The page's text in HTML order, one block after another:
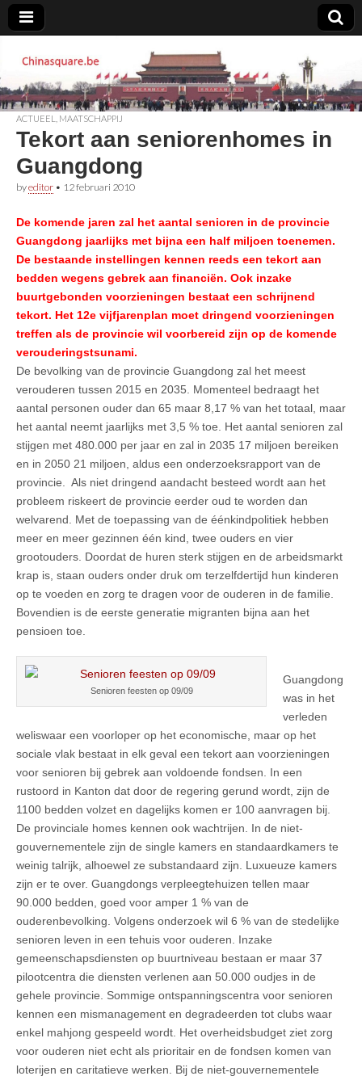
Chinasquare.be
ACTUEEL MAATSCHAPPIJ
Tekort aan seniorenhomes in
Guangdong
byeditor • 12 februari 2010
De komende jaren zal het aantal senioren in de provincie
Guangdong jaarlijks met bijna een half miljoen toenemen.
De bestaande instellingen kennen reeds een tekort aan
bedden wegens gebrek aan financiën. Ook inzake
buurtgebonden voorzieningen bestaat een schrijnend
tekort. Het 12e vijfjarenplan moet dringend voorzieningen
treffen als de provincie wil voorbereid zijn op de komende
verouderingstsunami.
De bevolking van de provincie Guangdong zal het meest
verouderen tussen 2015 en 2035. Momenteel bedraagt het
aantal personen ouder dan 65 maar 8,17 % van het totaal, maar
het aantal neemt jaarlijks met 3,5 % toe. Het aantal senioren zal
stijgen met 480.000 per jaar en zal in 2035 17 miljoen bereiken
en in 2050 21 miljoen, aldus een onderzoeksrapport van de
provincie. Als niet dringend aandacht besteed wordt aan het
probleem riskeert de provincie eerder oud te worden dan
welvarend. Met de toepassing van de éénkindpolitiek hebben
meer en meer gezinnen één kind, twee ouders en vier
grootouders. Doordat de huren sterk stijgen en de arbeidsmarkt
krap is, staan ouders onder druk om terzelfdertijd hun kinderen
op te voeden en zorg te dragen voor de ouderen in de familie.
Bovendien is de eerste generatie migranten bijna aan het
pensioen toe.
Senioren feesten op 09/09
Guangdong
was in het
verleden
weliswaar een voorloper op het economische, maar op het
sociale vlak bestaat in elk geval een tekort aan voorzieningen
voor senioren bij gebrek aan voldoende fondsen. In een
rustoord in Kanton dat door de regering gerund wordt, zijn de
1100 bedden volzet en dagelijks komen er 100 aanvragen bij.
De provinciale homes kennen ook wachtrijen. In de niet-
gouvernementele zijn de single kamers en standaardkamers te
weinig talrijk, alhoewel ze substandaard zijn. Luxueuze kamers
zijn er te over. Guangdongs verpleegtehuizen tellen maar
90.000 bedden, goed voor amper 1 % van de
ouderenbevolking. Volgens onderzoek wil 6 % van de stedelijke
senioren leven in een tehuis voor ouderen. Inzake
gemeenschapsdiensten op buurtniveau bestaan er maar 37
pilootcentra die diensten verlenen aan 50.000 oudjes in de
gehele provincie. Sommige ontspanningscentra voor senioren
kennen een mismanagement en degradeerden tot clubs waar
enkel mahjong gespeeld wordt. Het overheidsbudget ziet zorg
voor ouderen niet echt als prioritair en de fondsen komen van
loterijen en caritatieve werken. Bij de niet-gouvernementele